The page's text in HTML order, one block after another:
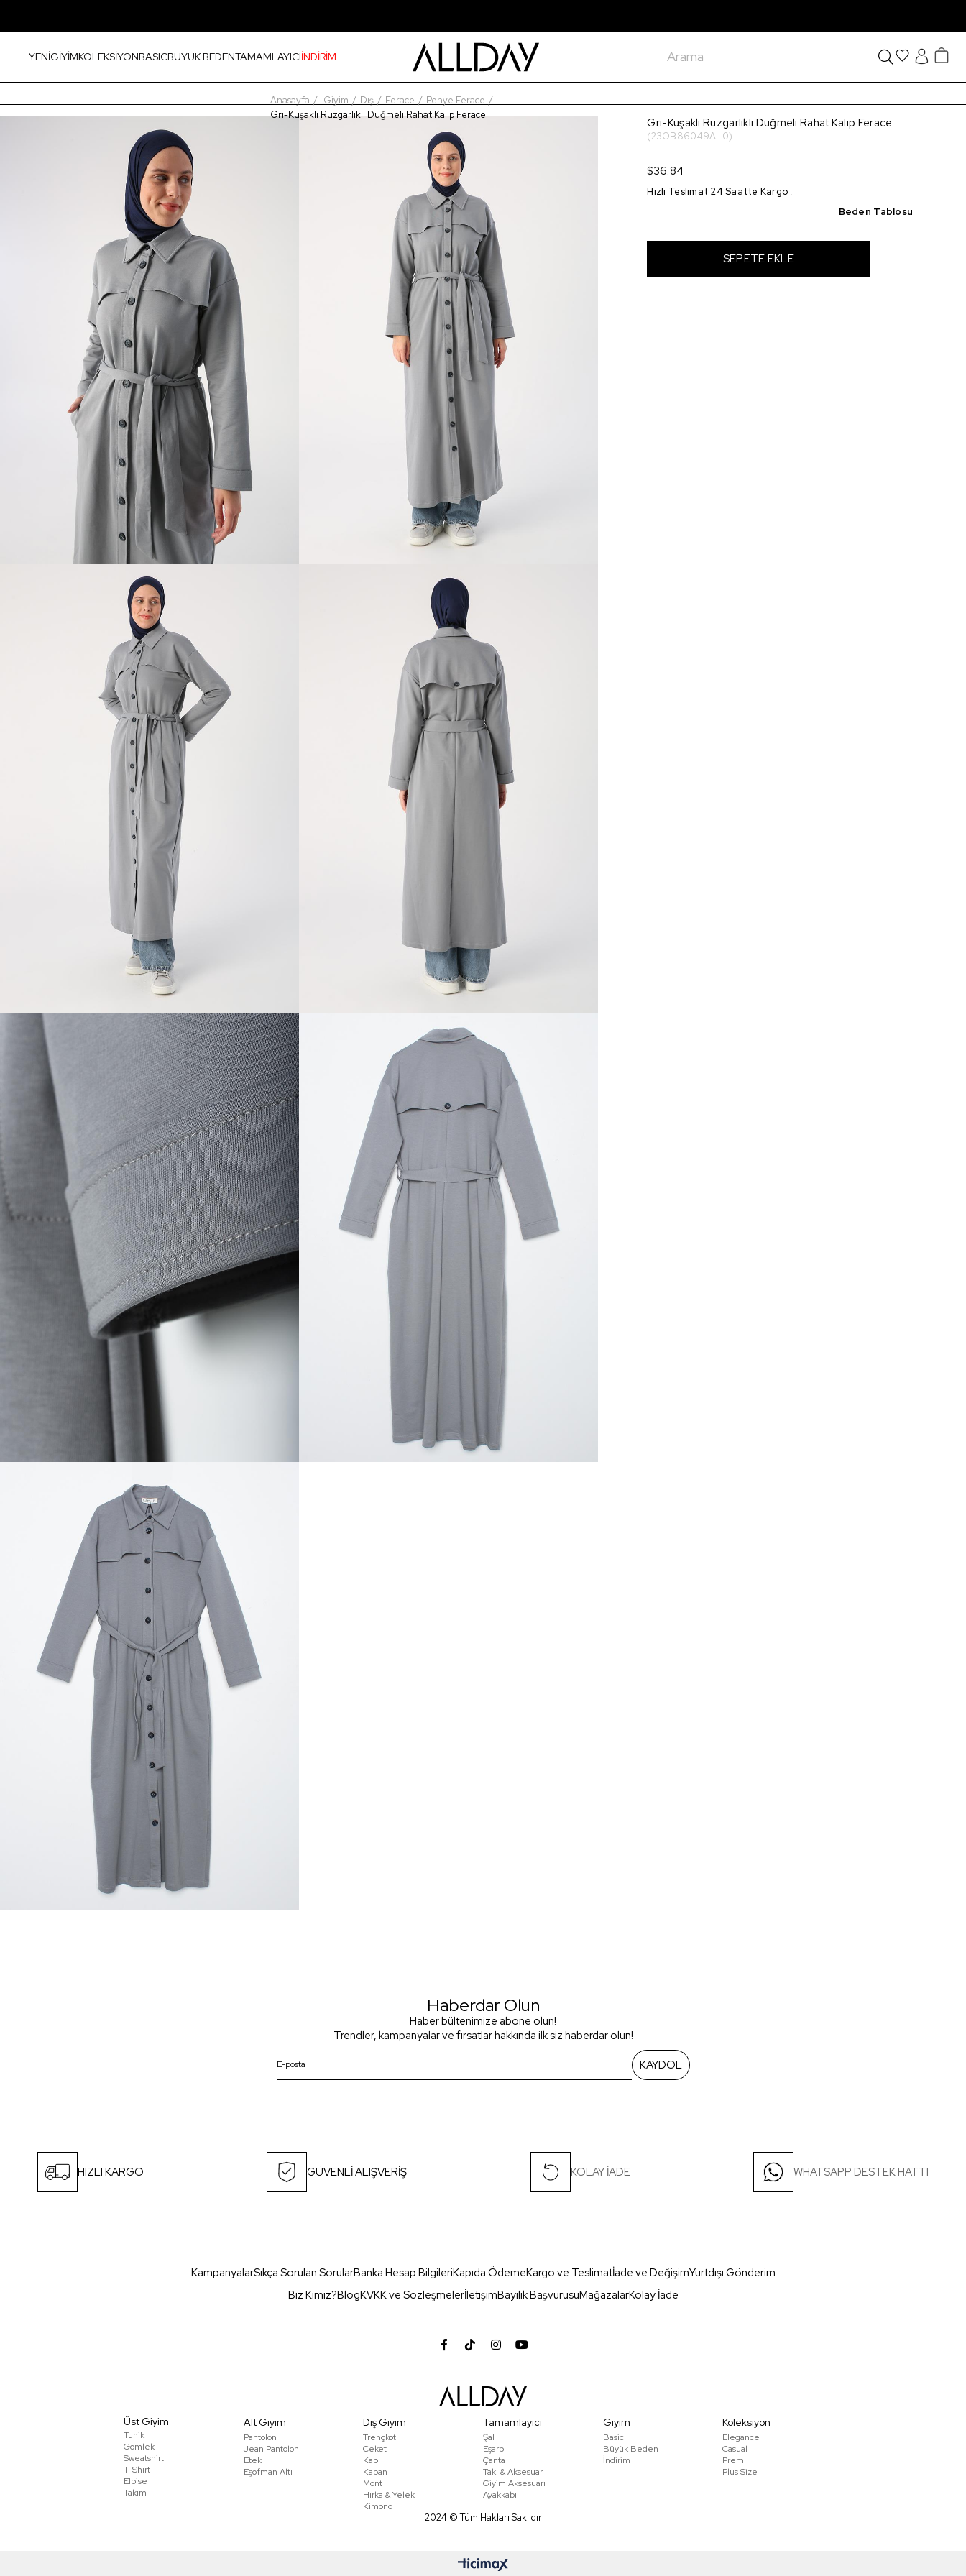
YENİGİYİMKOLEKSİYONBASICBÜYÜK BEDENTAMAMLAYICIİNDİRİM
Anasayfa Giyim Dış Ferace
Penye Ferace
Gri-Kuşaklı Rüzgarlıklı Düğmeli Rahat Kalıp Ferace
Gri-Kuşaklı Rüzgarlıklı Düğmeli Rahat Kalıp Ferace
(23OB86049AL0)
$36.84
Hızlı Teslimat 24 Saatte Kargo :
Beden Tablosu
Haberdar Olun
Haber bültenimize abone olun!
Trendler, kampanyalar ve fırsatlar hakkında ilk siz haberdar olun!
KAYDOL
HIZLI KARGO GÜVENLİ ALIŞVERİŞ KOLAY İADE WHATSAPP DESTEK HATTI
KampanyalarSıkça Sorulan SorularBanka Hesap BilgileriKapıda ÖdemeKargo ve Teslimatİade ve DeğişimYurtdışı Gönderim
Biz Kimiz?BlogKVKK ve SözleşmelerİletişimBayilik BaşvurusuMağazalarKolay İade
Üst Giyim
Tunik
Gömlek
Sweatshirt
T-Shirt
Elbise
Takım
Alt Giyim
Pantolon
Jean Pantolon
Etek
Eşofman Altı
Dış Giyim
Trençkot
Ceket
Kap
Kaban
Mont
Hırka & Yelek
Kimono
Tamamlayıcı
Şal
Eşarp
Çanta
Takı & Aksesuar
Giyim Aksesuarı
Ayakkabı
Giyim
Basic
Büyük Beden
İndirim
Koleksiyon
Elegance
Casual
Prem
Plus Size
2024 © Tüm Hakları Saklıdır